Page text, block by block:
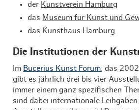
der Kunstverein Hamburg
das Museum für Kunst und
das Kunsthaus Hamburg
Die Institutionen der
Im Bucerius Kunst Forum , das
gibt es jährlich drei bis vier
immer einem ganz spezifischen
sind dabei internationale Leihgaben